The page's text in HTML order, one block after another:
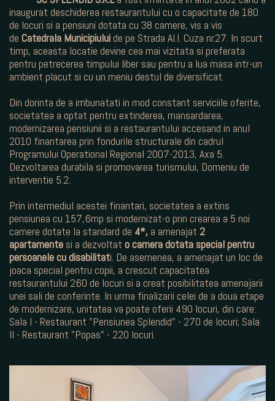
inaugurat deschiderea restaurantului cu o capacitate de 180
de locuri si a pensiuni dotata cu 38 camere, vis a vis
de Catedrala Municipiuluide pe Strada Al.I. Cuza nr.27. In scurt
timp, aceasta locatie devine cea mai vizitata si preferata
pentru petrecerea timpului liber sau pentru a lua masa intr-un
ambient placut si cu un meniu destul de diversificat.
Din dorinta de a imbunatati in mod constant serviciile oferite,
societatea a optat pentru extinderea, mansardarea,
modernizarea pensiunii si a restaurantului accesand in anul
2010 finantarea prin fondurile structurale din cadrul
Programului Operational Regional 2007-2013, Axa 5.
Dezvoltarea durabila si promovarea turismului, Domeniu de
interventie 5.2.
Prin intermediul acestei finantari, societatea a extins
pensiunea cu 157,6mp si modernizat-o prin crearea a 5 noi
camere dotate la standard de 4*, a amenajat 2
apartamente si a dezvoltat o camera dotata special pentru
persoanele cu disabilitati. De asemenea, a amenajat un loc de
joaca special pentru copii, a crescut capacitatea
restaurantului 260 de locuri si a creat posibilitatea amenajarii
unei sali de conferinte. In urma finalizarii celei de a doua etape
de modernizare, unitatea va poate oferii 490 locuri, din care:
Sala I - Restaurant "Pensiunea Splendid" - 270 de locuri; Sala
II - Restaurant "Popas" - 220 locuri.